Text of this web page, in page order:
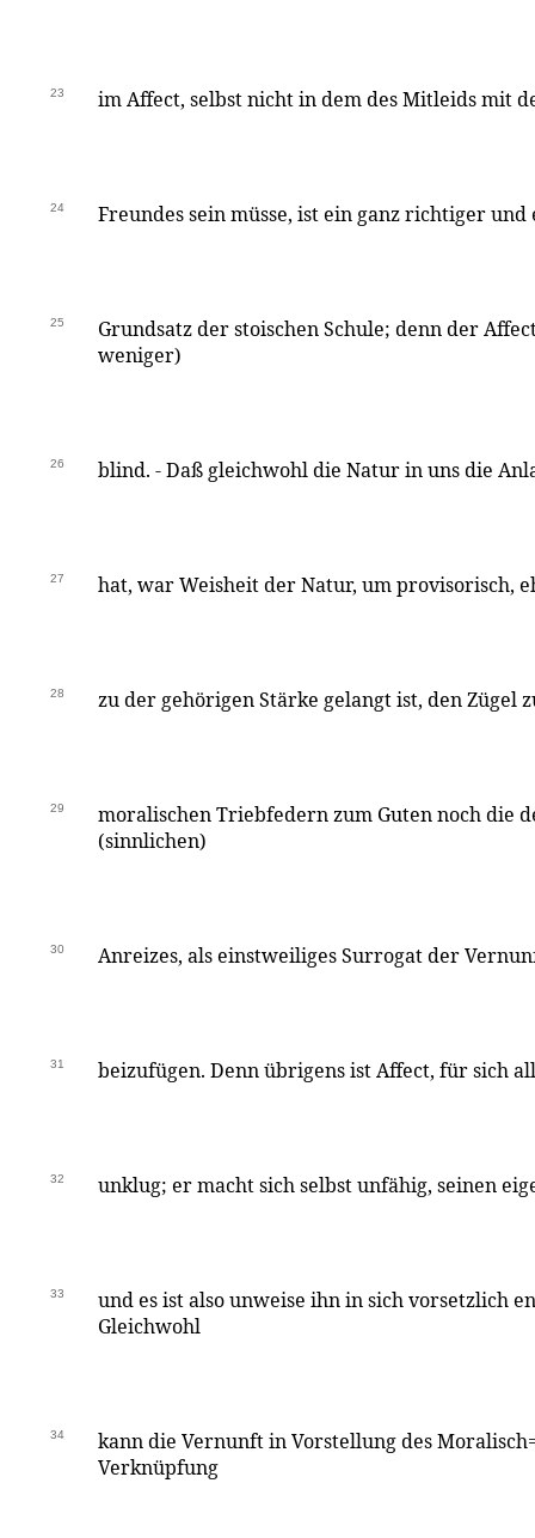
23 im Affect, selbst nicht in dem des Mitleids mit
24 Freundes sein müsse, ist ein ganz richtiger
25
Grundsatz der stoischen Schule; denn der
weniger)
26 blind. - Daß gleichwohl die Natur in uns die
27 hat, war Weisheit der Natur, um provisorisch,
28 zu der gehörigen Stärke gelangt ist, den Zügel
29
moralischen Triebfedern zum Guten noch die
(sinnlichen)
30 Anreizes, als einstweiliges Surrogat der
31 beizufügen. Denn übrigens ist Affect, für sich
32 unklug; er macht sich selbst unfähig, seinen
33
und es ist also unweise ihn in sich vorsetzlich
Gleichwohl
34
kann die Vernunft in Vorstellung des
Verknüpfung